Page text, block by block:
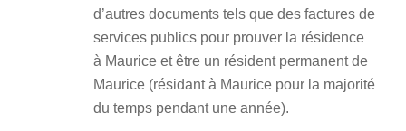
d’autres documents tels que des factures de
services publics pour prouver la résidence
à Maurice et être un résident permanent de
Maurice (résidant à Maurice pour la majorité
du temps pendant une année).